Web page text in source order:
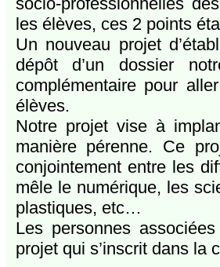
les élèves, ces 2 points
Un nouveau projet
dépôt d’un dossier
complémentaire pour
élèves.
Notre projet vise à
manière pérenne. Ce
conjointement entre les
mêle le numérique, les
plastiques, etc…
Les personnes
projet qui s’inscrit dans la